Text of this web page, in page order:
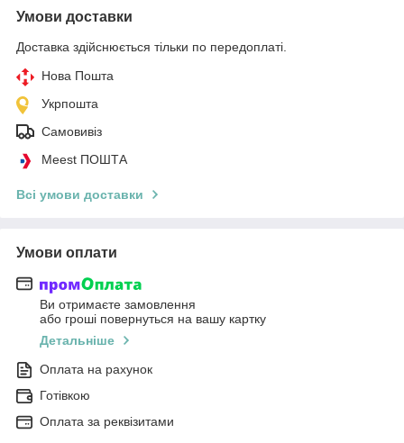
Умови доставки
Доставка здійснюється тільки по передоплаті.
Нова Пошта
Укрпошта
Самовивіз
Meest ПОШТА
Всі умови доставки
Умови оплати
Ви отримаєте замовлення
або гроші повернуться на вашу картку
Детальніше
Оплата на рахунок
Готівкою
Оплата за реквізитами